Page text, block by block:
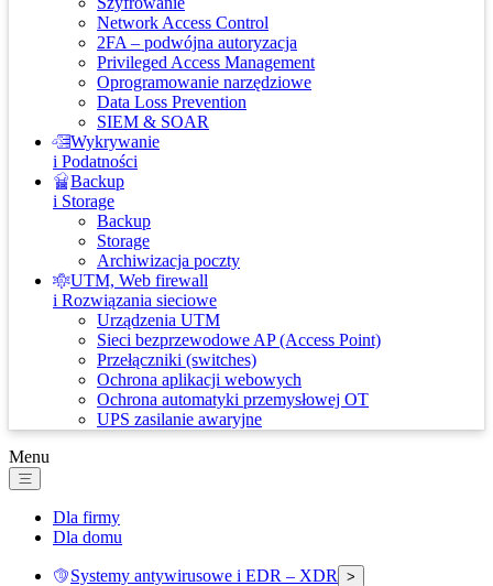
Network Access Control
2FA – podwójna autoryzacja
Privileged Access Management
Oprogramowanie narzędziowe
Data Loss Prevention
SIEM & SOAR
Wykrywanie
i Podatności
Backup
i Storage
Backup
Storage
Archiwizacja poczty
UTM, Web firewall
i Rozwiązania sieciowe
Urządzenia UTM
Sieci bezprzewodowe AP (Access Point)
Przełączniki (switches)
Ochrona aplikacji webowych
Ochrona automatyki przemysłowej OT
UPS zasilanie awaryjne
Menu
Dla firmy
Dla domu
Systemy antywirusowe i EDR – XDR >